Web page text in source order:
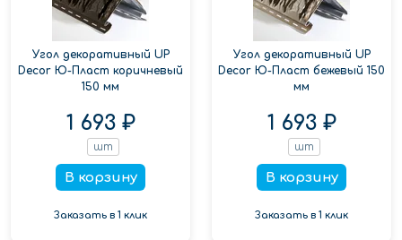
Угол декоративный UP
Decor Ю-Пласт коричневый
150 мм
1 693 ₽
шт
В корзину
Заказать в 1 клик
Угол декоративный UP
Decor Ю-Пласт бежевый 150
мм
1 693 ₽
шт
В корзину
Заказать в 1 клик